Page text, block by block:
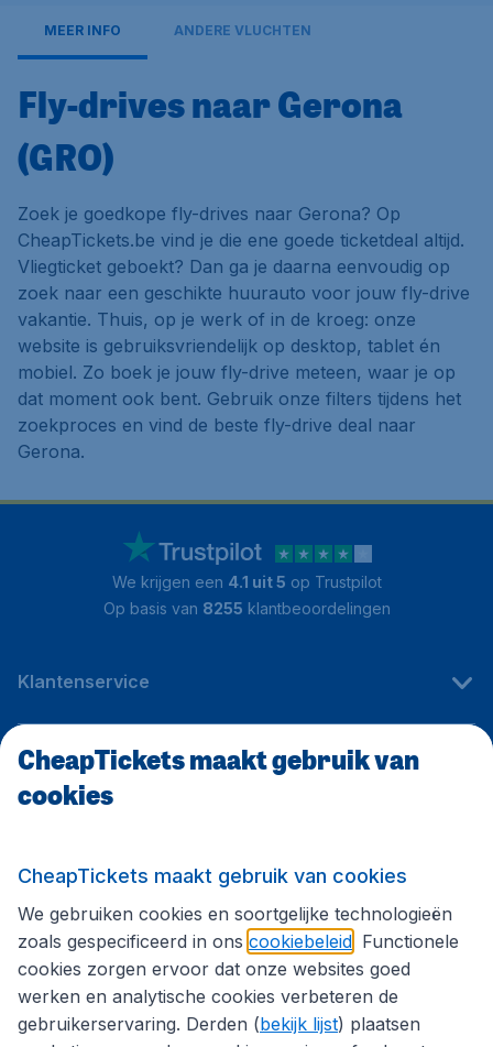
MEER INFO ANDERE VLUCHTEN
Fly-drives naar Gerona
(GRO)
Zoek je goedkope fly-drives naar Gerona? Op
CheapTickets.be vind je die ene goede ticketdeal altijd.
Vliegticket geboekt? Dan ga je daarna eenvoudig op
zoek naar een geschikte huurauto voor jouw fly-drive
vakantie. Thuis, op je werk of in de kroeg: onze
website is gebruiksvriendelijk op desktop, tablet én
mobiel. Zo boek je jouw fly-drive meteen, waar je op
dat moment ook bent. Gebruik onze filters tijdens het
zoekproces en vind de beste fly-drive deal naar
Gerona.
We krijgen een 4.1 uit 5 op Trustpilot
Op basis van 8255 klantbeoordelingen
Klantenservice
CheapTickets.be
Volg CheapTickets.be
CheapTickets maakt gebruik van
cookies
CheapTickets maakt gebruik van cookies
We gebruiken cookies en soortgelijke technologieën
zoals gespecificeerd in ons cookiebeleid . Functionele
cookies zorgen ervoor dat onze websites goed
werken en analytische cookies verbeteren de
gebruikerservaring. Derden (bekijk lijst) plaatsen